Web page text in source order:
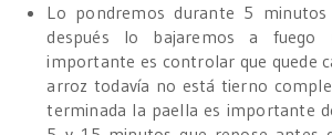
Lo pondremos durante 5
después lo bajaremos a
importante es controlar que quede
arroz todavía no está tierno
terminada la paella es importante